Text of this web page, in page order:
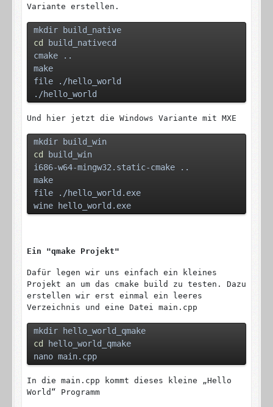
Variante erstellen.
mkdir build_native
cd
build_nativecd
cmake ..
make
file ./hello_world
./hello_world
Und hier jetzt die Windows Variante mit MXE
mkdir build_win
cd
build_win
i686-w64-mingw32.static-cmake ..
make
file ./hello_world.exe
wine hello_world.exe
Ein "qmake Projekt"
Dafür legen wir uns einfach ein kleines
Projekt an um das cmake build zu testen. Dazu
erstellen wir erst einmal ein leeres
Verzeichnis und eine Datei main.cpp
mkdir hello_world_qmake
cd
hello_world_qmake
nano main.cpp
In die main.cpp kommt dieses kleine „Hello
World“ Programm